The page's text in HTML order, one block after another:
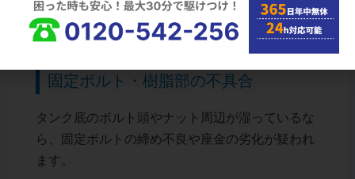
から交換へ進む手順が再発を防ぐ近道ということ
です。
固定ボルト・樹脂部の不具合
タンク底のボルト頭やナット周辺が湿っているな
ら、固定ボルトの締め不良や座金の劣化が疑われ
ます。